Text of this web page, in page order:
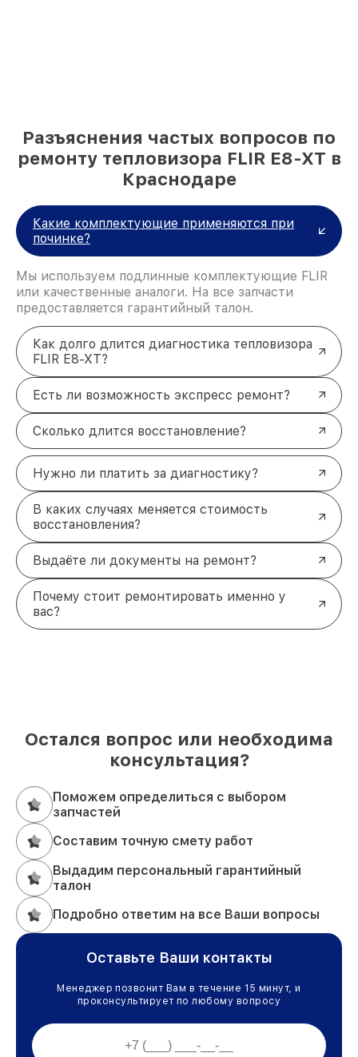
Разъяснения частых вопросов по
ремонту тепловизора FLIR E8-XT в
Краснодаре
Какие комплектующие применяются при
починке?
Мы используем подлинные комплектующие FLIR
или качественные аналоги. На все запчасти
предоставляется гарантийный талон.
Как долго длится диагностика тепловизора
FLIR E8-XT?
Есть ли возможность экспресс ремонт?
Сколько длится восстановление?
Нужно ли платить за диагностику?
В каких случаях меняется стоимость
восстановления?
Выдаёте ли документы на ремонт?
Почему стоит ремонтировать именно у
вас?
Остался вопрос или необходима
консультация?
Поможем определиться с выбором
запчастей
Составим точную смету работ
Выдадим персональный гарантийный
талон
Подробно ответим на все Ваши вопросы
Оставьте Ваши контакты
Менеджер позвонит Вам в течение 15 минут, и
проконсультирует по любому вопросу